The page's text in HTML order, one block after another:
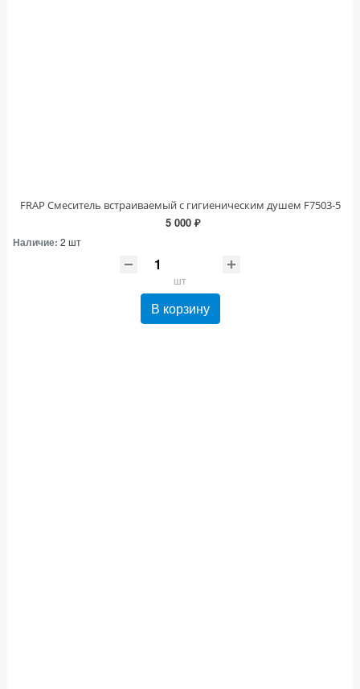
FRAP Смеситель встраиваемый с гигиеническим душем F7503-5
5 000 ₽
Наличие: 2 шт
шт
В корзину